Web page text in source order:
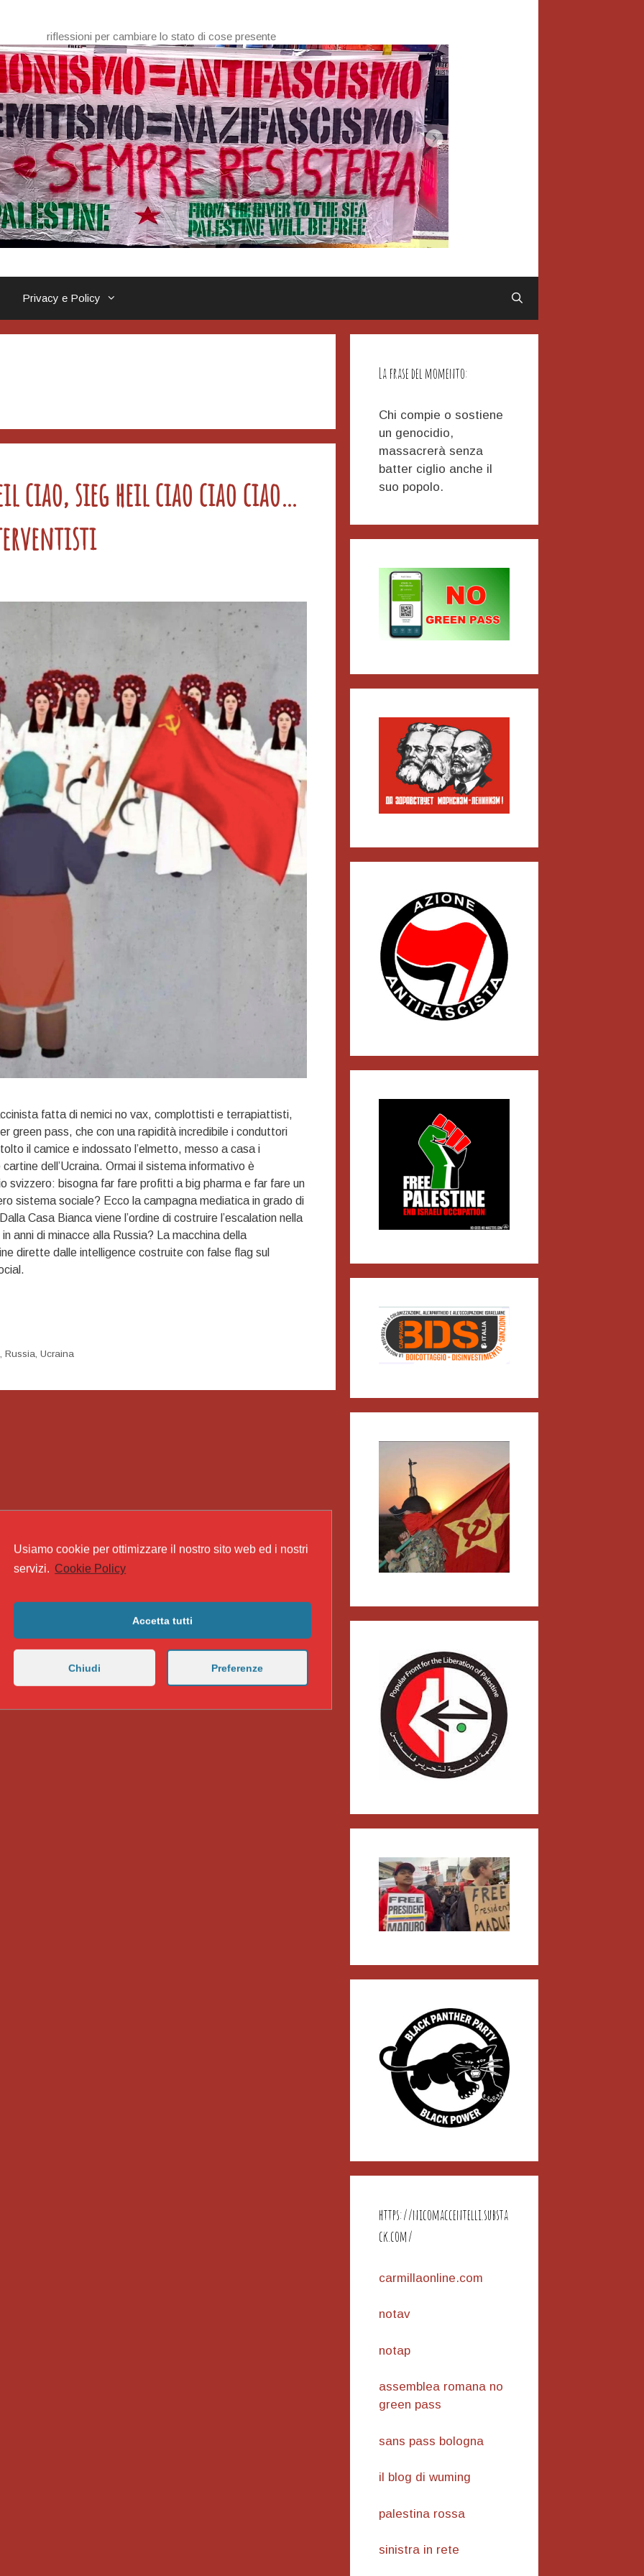
riflessioni per cambiare lo stato di cose presente
Privacy e Policy
ciao, sieg heil ciao ciao ciao…
fatta di nemici no vax, complottisti e terrapiattisti,
green pass, che con una rapidità incredibile i conduttori
il camice e indossato l’elmetto, messo a casa i
dell’Ucraina. Ormai il sistema informativo è
svizzero: bisogna far fare profitti a big pharma e far fare un
sistema sociale? Ecco la campagna mediatica in grado di
Casa Bianca viene l’ordine di costruire l’escalation nella
anni di minacce alla Russia? La macchina della
dirette dalle intelligence costruite con false flag sul
,Russia,Ucraina
La frase del momento:
Chi compie o sostiene
un genocidio,
massacrerà senza
batter ciglio anche il
suo popolo.
https://nicomaccentelli.substa
ck.com/
carmillaonline.com
notav
notap
assemblea romana no
green pass
sans pass bologna
il blog di wuming
palestina rossa
sinistra in rete
Usiamo cookie per ottimizzare il nostro sito web ed i nostri
servizi. Cookie Policy
Accetta tutti
Chiudi Preferenze